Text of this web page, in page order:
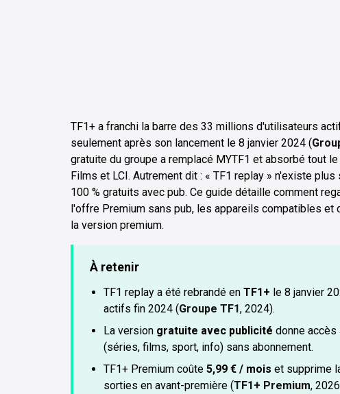
TF1+ a franchi la barre des 33 millions d'utilisateurs
seulement après son lancement le 8 janvier 2024 (
gratuite du groupe a remplacé MYTF1 et absorbé tout
Films et LCI. Autrement dit : « TF1 replay » n'existe
100 % gratuits avec pub. Ce guide détaille comment
l'offre Premium sans pub, les appareils compatibles et
la version premium.
À retenir
TF1 replay a été rebrandé en TF1+ le 8 janvier
actifs fin 2024 (Groupe TF1, 2024).
La version gratuite avec publicité donne accès
(séries, films, sport, info) sans abonnement.
TF1+ Premium coûte 5,99 € / mois et supprime
sorties en avant-première (TF1+ Premium,